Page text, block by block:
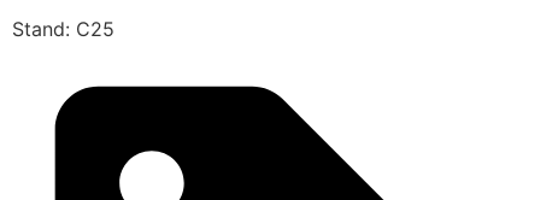
Stand: C25